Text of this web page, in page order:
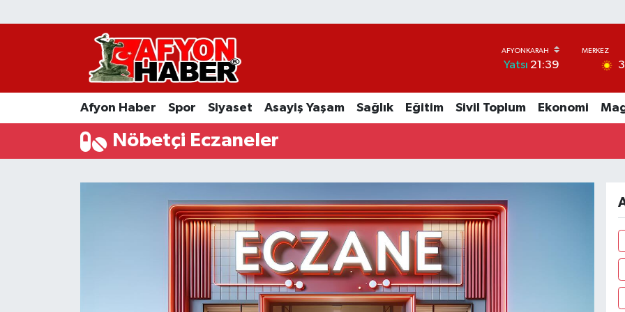
Yatsı 21:39
Afyon Haber Spor Siyaset Asayiş Yaşam Sağlık Eğitim Sivil Toplum Ekonomi
Nöbetçi Eczaneler
Afyon Haber
Spor
Asayiş Yaşam